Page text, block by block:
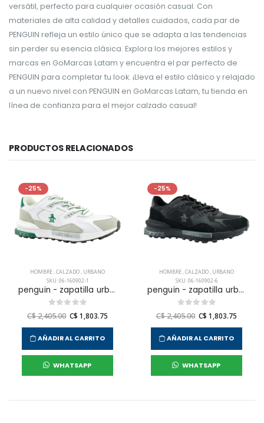
versátil, perfecto para cualquier ocasión casual. Con
materiales de alta calidad y detalles cuidados, cada par de
PENGUIN refleja un estilo único que se adapta a las tendencias
sin perder su esencia clásica. Explora los mejores estilos y
marcas en GoMarcas Latam y encuentra el par perfecto de
PENGUIN para completar tu look. ¡Lleva el estilo clásico y relajado
a un nuevo nivel con PENGUIN en GoMarcas Latam, tu tienda en
línea de confianza para el mejor calzado casual!
PRODUCTOS RELACIONADOS
-25%
HOMBRE,CALZADO, URBANO
SKU: 06-160902-1
penguin - zapatilla urbana taro para hombre
C$ 2,405.00 C$ 1,803.75
AÑADIR AL CARRITO
WHATSAPP
-25%
HOMBRE,CALZADO, URBANO
SKU: 06-160902-6
penguin - zapatilla urbana taro para hombre
C$ 2,405.00 C$ 1,803.75
AÑADIR AL CARRITO
WHATSAPP